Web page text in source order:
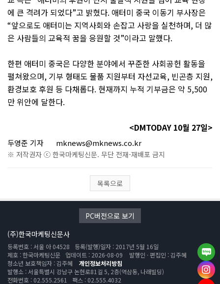
에 큰 격려가 되었다”고 밝혔다. 애터미 중국 이동기 부사장은
“앞으로도 애터미는 지역사회와 손잡고 사랑을 실천하며, 더 많
은 사람들의 교육적 꿈을 응원할 것”이라고 말했다.
한편 애터미 중국은 다양한 분야에서 꾸준한 사회공헌 활동을
펼쳐왔으며, 기부 형태도 물품 지원부터 자선교육, 빈곤층 지원,
환경보호 후원 등 다채롭다. 현재까지 누적 기부금은 약 5,500
만 위안에 달한다.
<DMTODAY 10월 27일>
두영준 기자 mknews@mknews.co.kr
※ 저작권자 ⓒ 한국마케팅신문. 무단 전재-재배포 금지
목록으로
PC버전으로 보기
(주)한국마케팅신문사
등록번호 : 서울 아 04528
등록(발행)일자 : 2017년 5월 16일
제호 : 한국마케팅신문
업데이트 : 2026-08-09
발행인 · 편집인 : 김주혜
청소년 보호책임자 : 김주혜
개인정보처리방침
발행소 : 서울특별시 강남구 논현로81길 5, 2층(역삼동, 나래빌딩)
전화번호 : 02.555.2561
팩스 : 02.555.4032